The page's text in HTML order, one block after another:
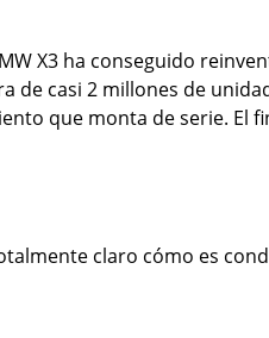
X3 ha conseguido
de casi 2 millones de
que monta de serie. El
claro cómo es